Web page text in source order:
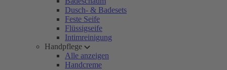
Dusch- & Badesets
Feste Seife
Flüssigseife
Intimreinigung
Handpflege
Alle anzeigen
Handcreme